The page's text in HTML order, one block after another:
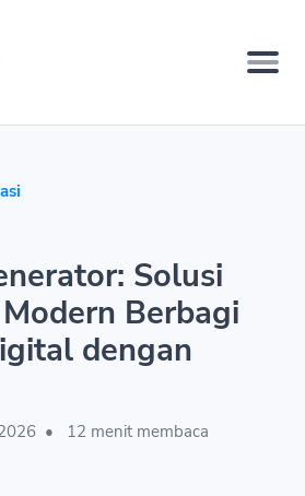
Solusi
Berbagi
dengan
• 12 menit membaca